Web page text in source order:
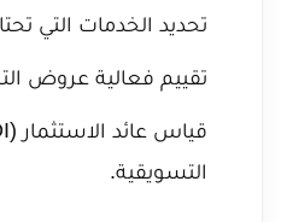
تحديد الخدمات التي
تقييم فعالية عروض
التسويقية.